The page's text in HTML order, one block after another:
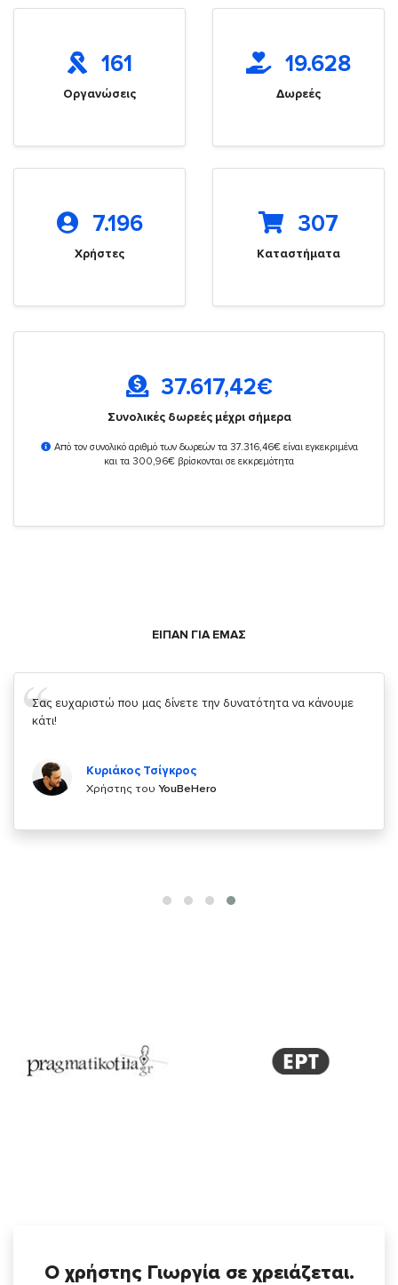
161
Οργανώσεις
19.628
Δωρεές
7.196
Χρήστες
307
Καταστήματα
37.617,42€
Συνολικές δωρεές μέχρι σήμερα
Από τον συνολικό αριθμό των δωρεών τα 37.316,46€ είναι εγκεκριμένα
και τα 300,96€ βρίσκονται σε εκκρεμότητα
ΕΙΠΑΝ ΓΙΑ ΕΜΑΣ
Σας ευχαριστώ που μας δίνετε την δυνατότητα να κάνουμε
κάτι!
Κυριάκος Τσίγκρος
Χρήστης του YouBeHero
Ο χρήστης Γιωργία σε χρειάζεται.